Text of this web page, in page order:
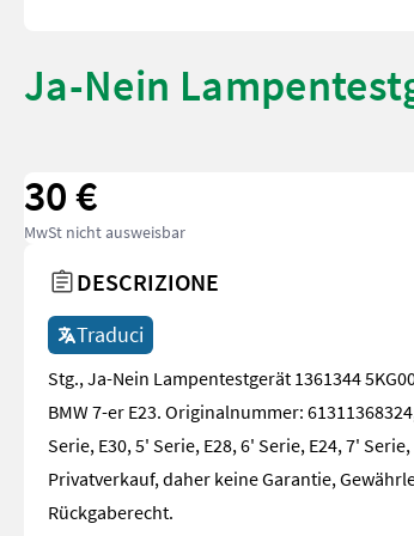
Ja-Nein
30 €
MwSt nicht ausweisbar
DESCRIZIONE
Traduci
Stg., Ja-Nein Lampentestgerät 1361344
BMW 7-er E23. Originalnummer:
Serie, E30, 5' Serie, E28, 6' Serie, E24, 7' Serie,
Privatverkauf, daher keine Garantie,
Rückgaberecht.